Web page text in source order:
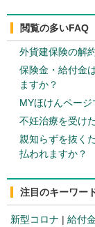
閲覧の多いFAQ
外貨建保険の解
保険金・給付金
ますか？
MYほけんページ
不妊治療を受け
親知らずを抜く
払われますか？
注目のキーワー
新型コロナ | 給付金